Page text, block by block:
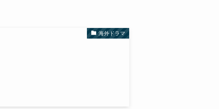
海外ドラマ